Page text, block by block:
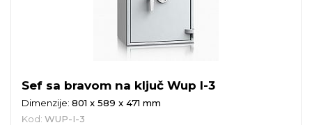
Sef sa bravom na ključ Wup I-3
Dimenzije: 801 x 589 x 471 mm
Kod: WUP-I-3